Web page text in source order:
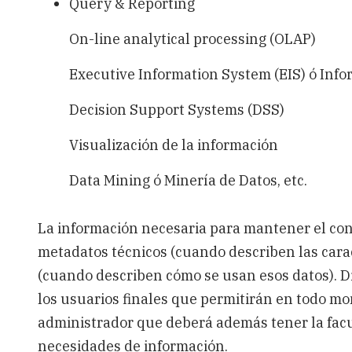
Query & Reporting
On-line analytical processing (OLAP)
Executive Information System (EIS) ó
Decision Support Systems (DSS)
Visualización de la información
Data Mining ó Minería de Datos, etc.
La información necesaria para mantener el
metadatos técnicos (cuando describen las
(cuando describen cómo se usan esos datos).
los usuarios finales que permitirán en todo
administrador que deberá además tener la
necesidades de información.